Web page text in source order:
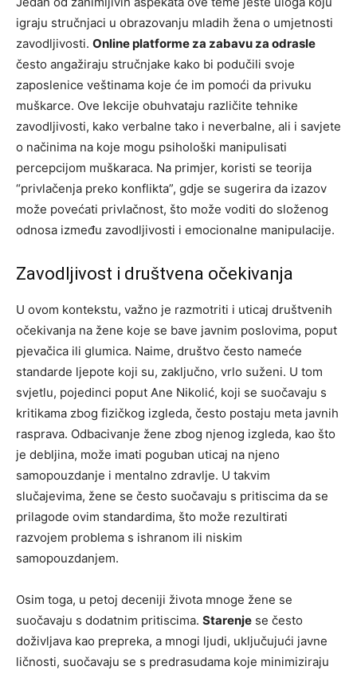
igraju stručnjaci u obrazovanju mladih žena o umjetnosti
zavodljivosti. Online platforme za zabavu za odrasle
često angažiraju stručnjake kako bi podučili svoje
zaposlenice veštinama koje će im pomoći da privuku
muškarce. Ove lekcije obuhvataju različite tehnike
zavodljivosti, kako verbalne tako i neverbalne, ali i savjete
o načinima na koje mogu psihološki manipulisati
percepcijom muškaraca. Na primjer, koristi se teorija
“privlačenja preko konflikta”, gdje se sugerira da izazov
može povećati privlačnost, što može voditi do složenog
odnosa između zavodljivosti i emocionalne manipulacije.
Zavodljivost i društvena očekivanja
U ovom kontekstu, važno je razmotriti i uticaj društvenih
očekivanja na žene koje se bave javnim poslovima, poput
pjevačica ili glumica. Naime, društvo često nameće
standarde ljepote koji su, zaključno, vrlo suženi. U tom
svjetlu, pojedinci poput Ane Nikolić, koji se suočavaju s
kritikama zbog fizičkog izgleda, često postaju meta javnih
rasprava. Odbacivanje žene zbog njenog izgleda, kao što
je debljina, može imati poguban uticaj na njeno
samopouzdanje i mentalno zdravlje. U takvim
slučajevima, žene se često suočavaju s pritiscima da se
prilagode ovim standardima, što može rezultirati
razvojem problema s ishranom ili niskim
samopouzdanjem.
Osim toga, u petoj deceniji života mnoge žene se
suočavaju s dodatnim pritiscima. Starenje se često
doživljava kao prepreka, a mnogi ljudi, uključujući javne
ličnosti, suočavaju se s predrasudama koje minimiziraju